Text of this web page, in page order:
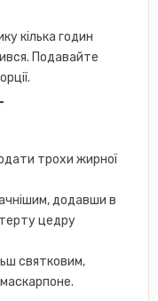
кілька годин
Подавайте
трохи жирної
додавши в
цедру
святковим,